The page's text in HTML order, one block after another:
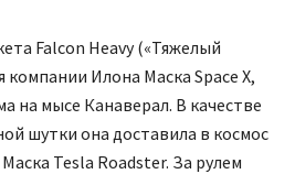
Falcon Heavy («Тяжелый
Илона Маска Space X,
на мысе Канаверал. В качестве
шутки она доставила в космос
Tesla Roadster. За рулем